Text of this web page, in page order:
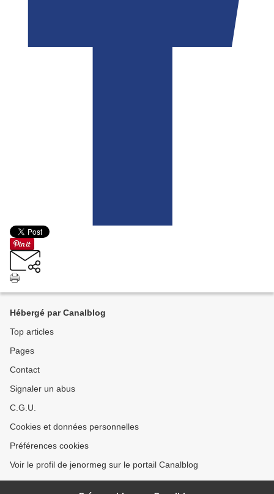
Hébergé par Canalblog
Top articles
Pages
Contact
Signaler un abus
C.G.U.
Cookies et données personnelles
Préférences cookies
Voir le profil de jenormeg sur le portail Canalblog